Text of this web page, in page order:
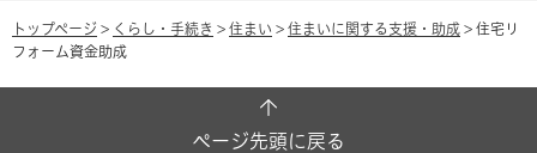
トップページ > くらし・手続き > 住まい > 住まいに関する支援・助成 > 住宅リ
フォーム資金助成
ページ先頭に戻る